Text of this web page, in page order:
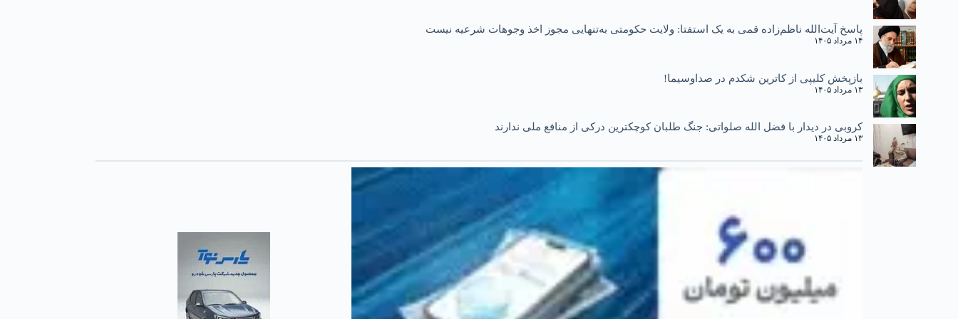
پاسخ آیت‌الله ناظم‌زاده قمی به یک استفتا: ولایت حکومتی به‌تنهایی مجوز اخذ وجوهات شرعیه نیست
۱۴ مرداد ۱۴۰۵
بازپخش کلیپی از کاترین شکدم در صداوسیما!
۱۳ مرداد ۱۴۰۵
کروبی در دیدار با فضل الله صلواتی: جنگ طلبان کوچکترین درکی از منافع ملی ندارند
۱۳ مرداد ۱۴۰۵